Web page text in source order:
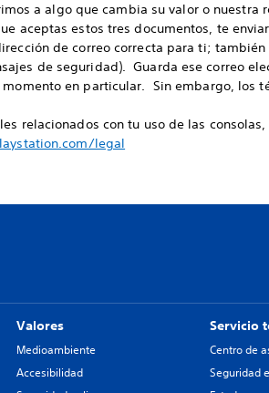
a algo que cambia su valor o
aceptas estos tres documentos, te
de correo correcta para ti;
de seguridad). Guarda ese correo
en particular. Sin embargo, los
relacionados con tu uso de las
legal
Valores
Medioambiente
Accesibilidad
Servicio
Centro de
Seguridad